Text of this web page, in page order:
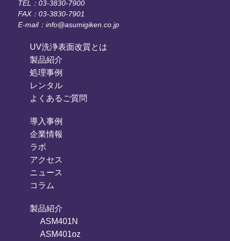
TEL：03-3830-7900
FAX：03-3830-7901
E-mail：info@asumigiken.co.jp
UV洗浄表面改質とは
製品紹介
処理事例
レンタル
よくあるご質問
導入事例
企業情報
ラボ
アクセス
ニュース
コラム
製品紹介
ASM401N
ASM401oz